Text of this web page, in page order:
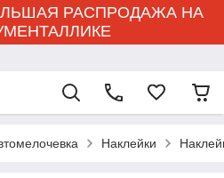
РАСПРОДАЖА НА
Наклейки